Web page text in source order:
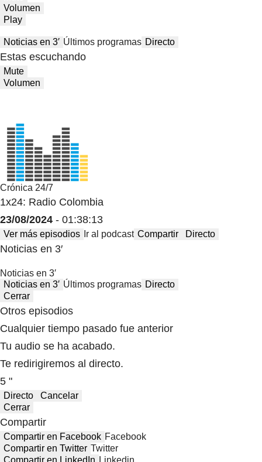
Volumen
Play
Noticias en 3′ Últimos programas Directo
Estas escuchando
Mute
Volumen
Crónica 24/7
1x24: Radio Colombia
23/08/2024 - 01:38:13
Ver más episodios Ir al podcast Compartir Directo
Noticias en 3′
Noticias en 3′
Noticias en 3′ Últimos programas Directo
Cerrar
Otros episodios
Cualquier tiempo pasado fue anterior
Tu audio se ha acabado.
Te redirigiremos al directo.
5 "
Directo
Cancelar
Cerrar
Compartir
Compartir en Facebook Facebook
Compartir en Twitter Twitter
Compartir en LinkedIn
Linkedin